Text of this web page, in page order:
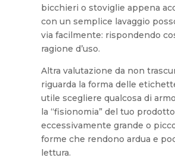
bicchieri o stoviglie appena
con un semplice lavaggio
via facilmente: rispondendo
ragione d’uso.
Altra valutazione da non
riguarda la forma delle
utile scegliere qualcosa di
la “fisionomia” del tuo
eccessivamente grande o
forme che rendono ardua e
lettura.